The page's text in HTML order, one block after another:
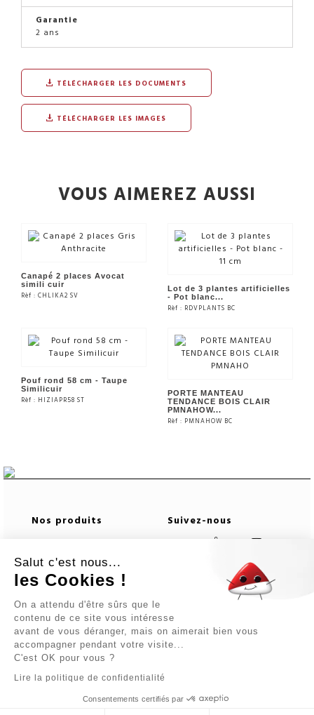
Garantie
2 ans
TÉLÉCHARGER LES DOCUMENTS
TÉLÉCHARGER LES IMAGES
VOUS AIMEREZ AUSSI
VOIR LE PRODUIT
Canapé 2 places Avocat
simili cuir
Rèf : CHLIKA2 SV
VOIR LE PRODUIT
Lot de 3 plantes artificielles
- Pot blanc...
Rèf : RDVPLANTS BC
Pouf rond 58 cm - Taupe
Similicuir
Rèf : HIZIAPR58 ST
PORTE MANTEAU
TENDANCE BOIS CLAIR
PMNAHOW...
Rèf : PMNAHOW BC
Nos produits
Télécharger notre
catalogue
Informations logistiques
Suivez-nous
En vous abonnant vous
Salut c'est nous...
les Cookies !
On a attendu d'être sûrs que le
contenu de ce site vous intéresse
avant de vous déranger, mais on aimerait bien vous
accompagner pendant votre visite...
C'est OK pour vous ?
Lire la politique de confidentialité
Consentements certifiés par